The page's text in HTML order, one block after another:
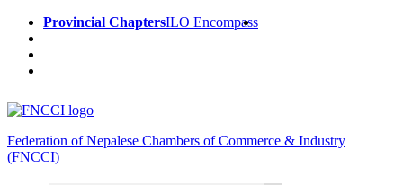
Provincial ChaptersILO Encompass
Federation of Nepalese Chambers of Commerce & Industry
(FNCCI)